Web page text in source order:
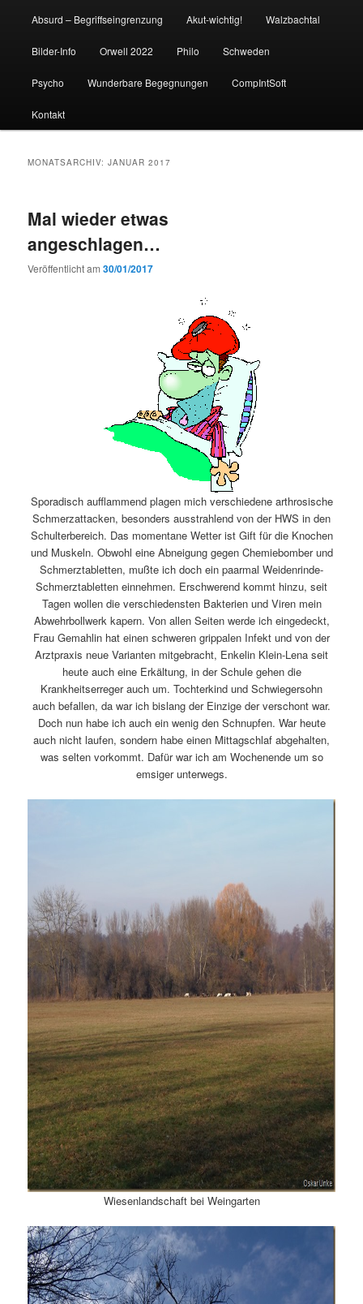
Absurd – Begriffseingrenzung Akut-wichtig! Walzbachtal
Bilder-Info Orwell 2022 Philo Schweden
Psycho Wunderbare Begegnungen CompIntSoft
Kontakt
MONATSARCHIV:JANUAR 2017
Mal wieder etwas
angeschlagen…
Veröffentlicht am30/01/2017
Sporadisch aufflammend plagen mich verschiedene arthrosische
Schmerzattacken, besonders ausstrahlend von der HWS in den
Schulterbereich. Das momentane Wetter ist Gift für die Knochen
und Muskeln. Obwohl eine Abneigung gegen Chemiebomber und
Schmerztabletten, mußte ich doch ein paarmal Weidenrinde-
Schmerztabletten einnehmen. Erschwerend kommt hinzu, seit
Tagen wollen die verschiedensten Bakterien und Viren mein
Abwehrbollwerk kapern. Von allen Seiten werde ich eingedeckt,
Frau Gemahlin hat einen schweren grippalen Infekt und von der
Arztpraxis neue Varianten mitgebracht, Enkelin Klein-Lena seit
heute auch eine Erkältung, in der Schule gehen die
Krankheitserreger auch um. Tochterkind und Schwiegersohn
auch befallen, da war ich bislang der Einzige der verschont war.
Doch nun habe ich auch ein wenig den Schnupfen. War heute
auch nicht laufen, sondern habe einen Mittagschlaf abgehalten,
was selten vorkommt. Dafür war ich am Wochenende um so
emsiger unterwegs.
Wiesenlandschaft bei Weingarten